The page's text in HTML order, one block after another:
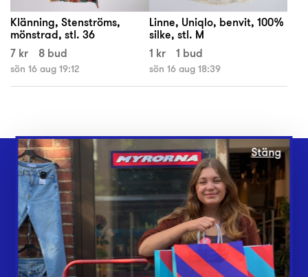
Klänning, Stenströms,
mönstrad, stl. 36
7 kr
8 bud
sön 16 aug 19:12
Linne, Uniqlo, benvit, 100%
silke, stl. M
1 kr
1 bud
sön 16 aug 18:39
Webbshop
Butiker
Lämna in
Vårt överskott
Stäng